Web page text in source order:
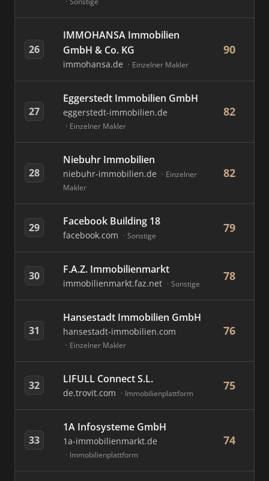
26
IMMOHANSA Immobilien
GmbH & Co. KG
immohansa.de Einzelner Makler
90
27
Eggerstedt Immobilien GmbH
eggerstedt-immobilien.de
Einzelner Makler
82
28
Niebuhr Immobilien
niebuhr-immobilien.de
Einzelner
Makler
82
29 Facebook Building 18
facebook.com Sonstige
79
30 F.A.Z. Immobilienmarkt
immobilienmarkt.faz.net Sonstige
78
31
Hansestadt Immobilien GmbH
hansestadt-immobilien.com
Einzelner Makler
76
32 LIFULL Connect S.L.
de.trovit.com Immobilienplattform
75
33
1A Infosysteme GmbH
1a-immobilienmarkt.de
Immobilienplattform
74